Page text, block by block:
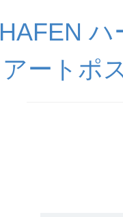
HAFEN ハ
アートポ